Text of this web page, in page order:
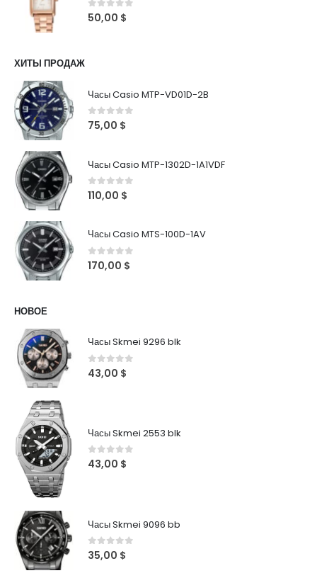
0out of 5
50,00 $
ХИТЫ ПРОДАЖ
Часы Casio MTP-VD01D-2B
0out of 5
75,00 $
Часы Casio MTP-1302D-1A1VDF
0out of 5
110,00 $
Часы Casio MTS-100D-1AV
0out of 5
170,00 $
НОВОЕ
Часы Skmei 9296 blk
0 out of 5
43,00 $
Часы Skmei 2553 blk
0 out of 5
43,00 $
Часы Skmei 9096 bb
0out of 5
35,00 $